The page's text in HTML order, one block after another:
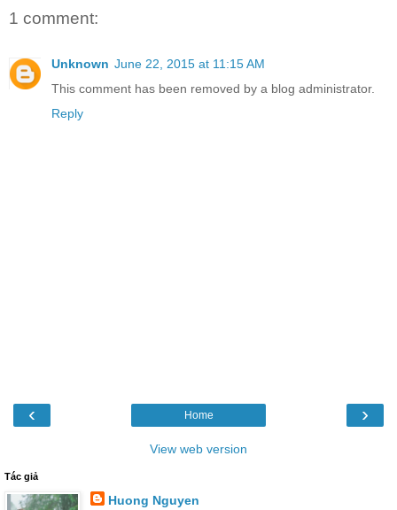
1 comment:
Unknown June 22, 2015 at 11:15 AM
This comment has been removed by a blog administrator.
Reply
‹ ›
Home
View web version
Tác giả
Huong Nguyen